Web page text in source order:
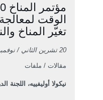
الوقت
تغيّر المناخ
20 تشرين الثاني / نوفمبر، 2025
مقالات / ملفات
نيكولا أوليفييه، اللجنة